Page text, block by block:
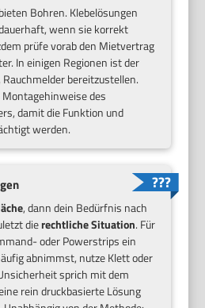
Bohren. Klebelösungen
wenn sie korrekt
prüfe vorab den Mietvertrag
In einigen Regionen ist der
bereitzustellen.
des
damit die Funktion und
werden.
, dann dein Bedürfnis nach
dierechtliche Situation. Für
oder Powerstrips ein
abnimmst, nutze Klett oder
sprich mit dem
rein druckbasierte Lösung